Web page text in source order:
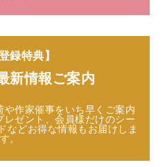
録特典】
新情報ご案内
や作家催事をいち早くご案内
レゼント、会員様だけのシー
などお得な情報もお届けしま
す。